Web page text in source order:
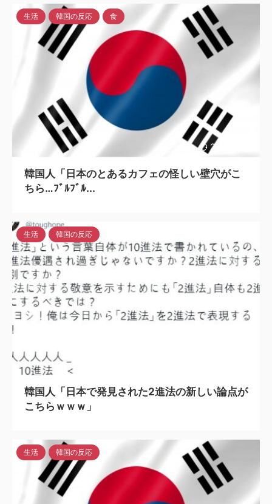
2023/7/13
生活 韓国の反応 食
韓国人「日本のとあるカフェの怪しい壁穴がこ
ちら…ﾌﾞﾙﾌﾞﾙ...
生活 韓国の反応
韓国人「日本で発見された2進法の新しい論点が
こちらｗｗｗ」
生活 韓国の反応